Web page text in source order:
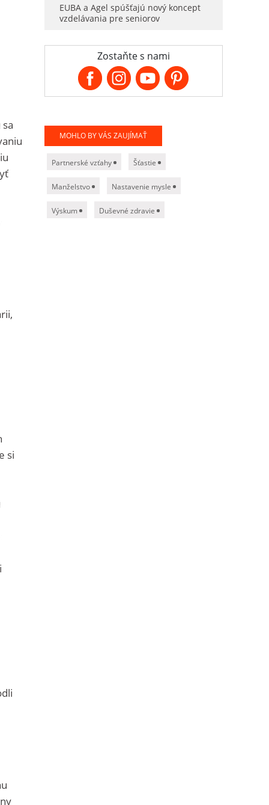
si
EUBA a Agel spúšťajú nový koncept
vzdelávania pre seniorov
Zostaňte s nami
MOHLO BY VÁS ZAUJÍMAŤ
Partnerské vzťahy Šťastie
Manželstvo Nastavenie mysle
Výskum Duševné zdravie